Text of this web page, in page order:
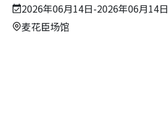
2026年06月14日-2026年06月14日
麦花臣场馆